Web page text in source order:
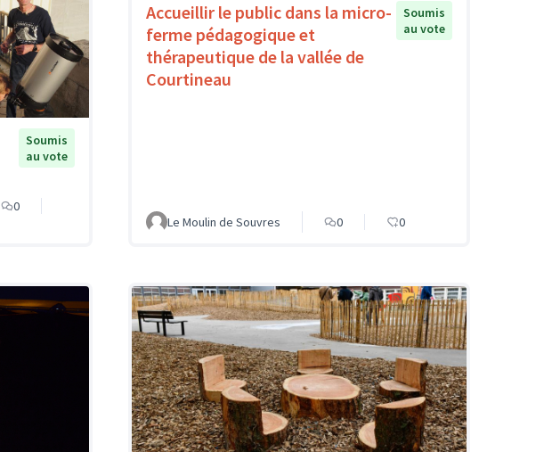
Soumis
au vote
0
Accueillir le public dans la micro-
ferme pédagogique et
thérapeutique de la vallée de
Courtineau
Soumis
au vote
Le Moulin de Souvres 0 0